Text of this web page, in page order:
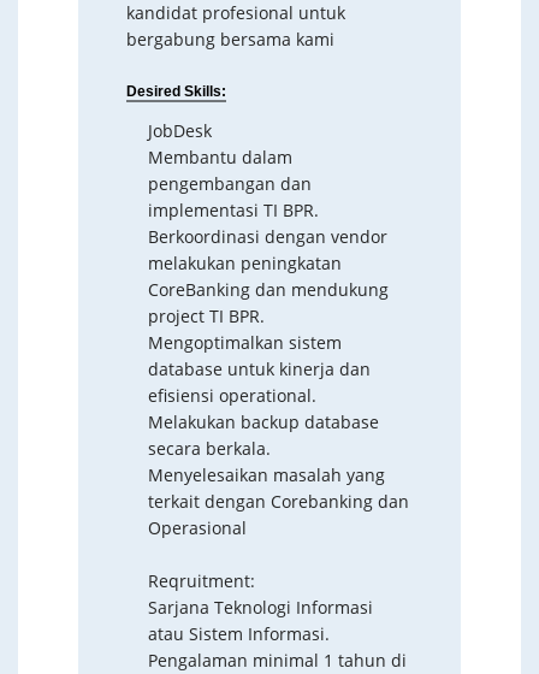
kandidat profesional untuk
bergabung bersama kami
Desired Skills:
JobDesk
Membantu dalam
pengembangan dan
implementasi TI BPR.
Berkoordinasi dengan vendor
melakukan peningkatan
CoreBanking dan mendukung
project TI BPR.
Mengoptimalkan sistem
database untuk kinerja dan
efisiensi operational.
Melakukan backup database
secara berkala.
Menyelesaikan masalah yang
terkait dengan Corebanking dan
Operasional
Reqruitment:
Sarjana Teknologi Informasi
atau Sistem Informasi.
Pengalaman minimal 1 tahun di